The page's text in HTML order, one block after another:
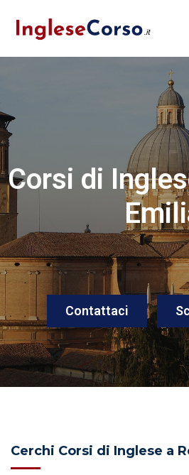
Corsi di
Contattaci
Cerchi Corsi di Inglese a